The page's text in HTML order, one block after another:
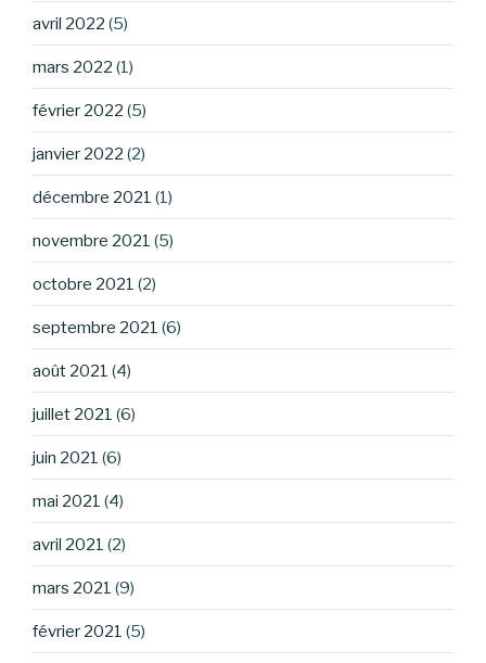
avril 2022 (5)
mars 2022 (1)
février 2022 (5)
janvier 2022 (2)
décembre 2021 (1)
novembre 2021 (5)
octobre 2021 (2)
septembre 2021 (6)
août 2021 (4)
juillet 2021 (6)
juin 2021 (6)
mai 2021 (4)
avril 2021 (2)
mars 2021 (9)
février 2021 (5)